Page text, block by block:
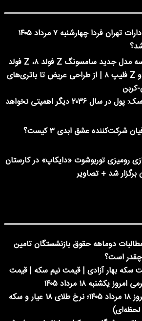
فوری | ادارات تهران فردا چهارشنبه ۷ مرداد ۱۴۰۵
معرفی سه مدل جدید سامسونگ Z فولد ۸، Z فولد
۸ اولترا و Z فلیپ ۸ | از طراحی عریض تا باتری‌های
کربن
ایلان ماسک: پول در سال ۲۰۳۶ دیگر اهمیتی نخواهد
شرکت‌کننده عشق ابدی ۳ کیست؟
رومیزی توربوشوت «دایکاپ» در کارستان
برگزار شد + تصاویر
دوماهه حقوق بازنشستگان تامین
سکه بهار آزادی | قیمت نیم سکه | قیمت
۱۸ مرداد ۱۴۰۵
جدیدترین قیمت طلا امروز ۱۸ مرداد ۱۴۰۵؛ نرخ طلای ۱۸ عیار و سکه